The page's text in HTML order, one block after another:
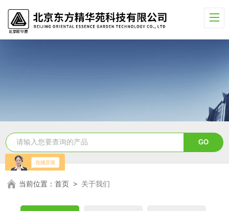
当前位置：首页 > 关于我们